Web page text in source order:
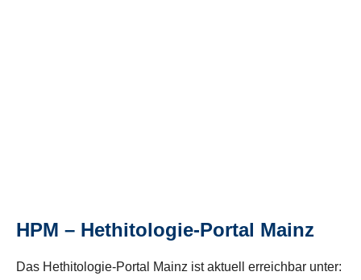
HPM – Hethitologie-Portal Mainz
Das Hethitologie-Portal Mainz ist aktuell erreichbar unter: